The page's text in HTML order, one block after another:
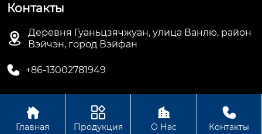
Контакты

Деревня Гуаньцзячжуан, улица Ванлю, район
Вэйчэн, город Вэйфан
 +86-13002781949
Авторское право© ООО Вэйфан Дэхуа
Электрооборудование

Главная

Продукция

О Нас

Контакты